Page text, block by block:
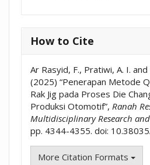
How to Cite
Ar Rasyid, F., Pratiwi, A. I.
(2025) “Penerapan Metode
Rak Jig pada Proses Die
Produksi Otomotif”, Ranah
Multidisciplinary Research
pp. 4344-4355. doi:
More Citation Formats